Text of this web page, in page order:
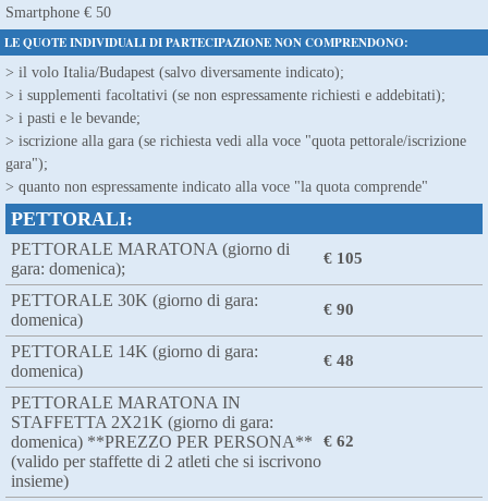
Smartphone € 50
LE QUOTE INDIVIDUALI DI PARTECIPAZIONE NON COMPRENDONO:
> il volo Italia/Budapest (salvo diversamente indicato);
> i supplementi facoltativi (se non espressamente richiesti e addebitati);
> i pasti e le bevande;
> iscrizione alla gara (se richiesta vedi alla voce "quota pettorale/iscrizione
gara");
> quanto non espressamente indicato alla voce "la quota comprende"
PETTORALI:
PETTORALE MARATONA (giorno di
gara: domenica);
€ 105
PETTORALE 30K (giorno di gara:
domenica)
€ 90
PETTORALE 14K (giorno di gara:
domenica)
€ 48
PETTORALE MARATONA IN
STAFFETTA 2X21K (giorno di gara:
domenica) **PREZZO PER PERSONA**
(valido per staffette di 2 atleti che si iscrivono
insieme)
€ 62